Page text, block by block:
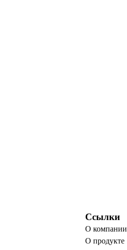
Ссылки
О компании
О продукте